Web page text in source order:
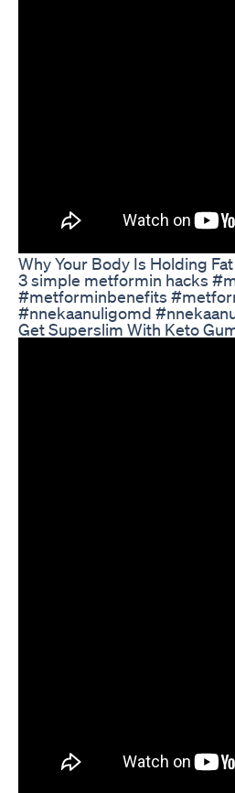
Why Your Body Is Holding
3 simple metformin hacks
#metforminbenefits
#nnekaanuligomd
Get Superslim With Keto